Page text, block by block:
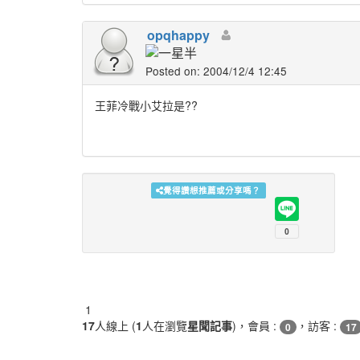
opqhappy
Posted on: 2004/12/4 12:45
王菲冷戰小艾拉是??
覺得讚想推薦或分享嗎？
1
17人線上 (1 人在瀏覽星聞記事)，會員 : 0 ，訪客 : 17